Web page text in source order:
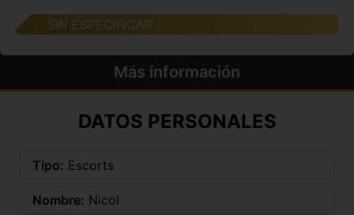
SIN ESPECIFICAR
Más información
DATOS PERSONALES
Tipo: Escorts
Nombre: Nicol